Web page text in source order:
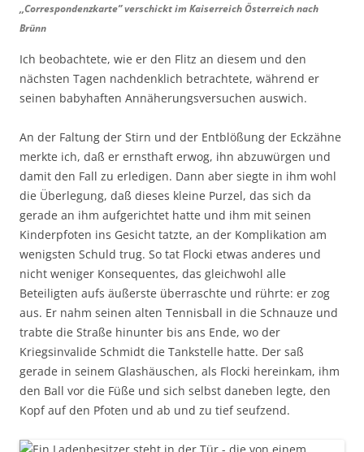
,,Correspondenzkarte” verschickt im Kaiserreich Österreich nach
Brünn
Ich beobachtete, wie er den Flitz an diesem und den
nächsten Tagen nachdenklich betrachtete, während er
seinen babyhaften Annäherungsversuchen auswich.
An der Faltung der Stirn und der Entblößung der Eckzähne
merkte ich, daß er ernsthaft erwog, ihn abzuwürgen und
damit den Fall zu erledigen. Dann aber siegte in ihm wohl
die Überlegung, daß dieses kleine Purzel, das sich da
gerade an ihm aufgerichtet hatte und ihm mit seinen
Kinderpfoten ins Gesicht tatzte, an der Komplikation am
wenigsten Schuld trug. So tat Flocki etwas anderes und
nicht weniger Konsequentes, das gleichwohl alle
Beteiligten aufs äußerste überraschte und rührte: er zog
aus. Er nahm seinen alten Tennisball in die Schnauze und
trabte die Straße hinunter bis ans Ende, wo der
Kriegsinvalide Schmidt die Tankstelle hatte. Der saß
gerade in seinem Glashäuschen, als Flocki hereinkam, ihm
den Ball vor die Füße und sich selbst daneben legte, den
Kopf auf den Pfoten und ab und zu tief seufzend.